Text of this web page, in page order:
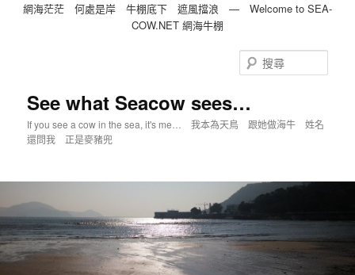
網海茫茫 何處是岸 牛棚底下 遮風擋浪 — Welcome to SEA-
COW.NET 網海牛棚
See what Seacow sees…
If you see a cow in the sea, it's me… 我本為天鳥 跟她做海牛 姓名
還問我 正是麥豬兜
尋